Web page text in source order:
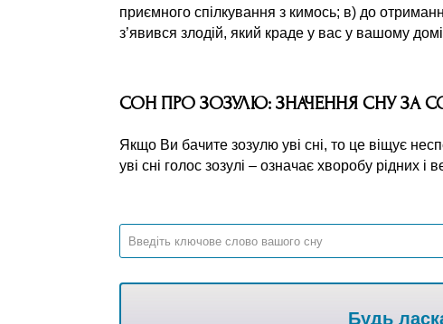
приємного спілкування з кимось; в) до
з’явився злодій, який краде у вас у вашому
СОН ПРО ЗОЗУЛЮ: ЗНАЧЕННЯ СНУ ЗА
Якщо Ви бачите зозулю уві сні, то це віщує
уві сні голос зозулі – означає хворобу рідних і
Будь